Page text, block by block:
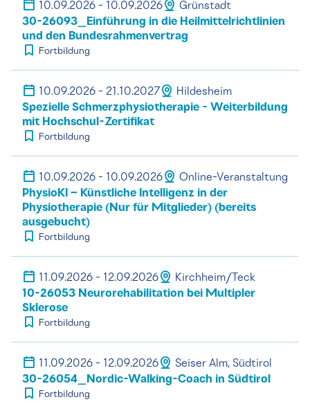
10.09.2026 - 10.09.2026 Grünstadt
30-26093_Einführung in die Heilmittelrichtlinien
und den Bundesrahmenvertrag
Fortbildung
10.09.2026 - 21.10.2027 Hildesheim
Spezielle Schmerzphysiotherapie - Weiterbildung
mit Hochschul-Zertifikat
Fortbildung
10.09.2026 - 10.09.2026 Online-Veranstaltung
PhysioKI – Künstliche Intelligenz in der
Physiotherapie (Nur für Mitglieder) (bereits
ausgebucht)
Fortbildung
11.09.2026 - 12.09.2026 Kirchheim/Teck
10-26053 Neurorehabilitation bei Multipler
Sklerose
Fortbildung
11.09.2026 - 12.09.2026 Seiser Alm, Südtirol
30-26054_Nordic-Walking-Coach in Südtirol
Fortbildung